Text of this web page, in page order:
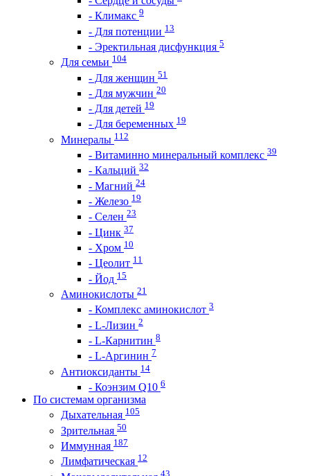
- Климакс 9
- Для потенции 13
- Эректильная дисфункция 5
Для семьи 104
- Для женщин 51
- Для мужчин 20
- Для детей 19
- Для беременных 19
Минералы 112
- Витаминно минеральный комплекс 39
- Кальций 32
- Магний 24
- Железо 19
- Селен 23
- Цинк 37
- Хром 10
- Цеолит 11
- Йод 15
Аминокислоты 21
- Комплекс аминокислот 3
- L-Лизин 2
- L-Карнитин 8
- L-Аргинин 7
Антиоксиданты 14
- Коэнзим Q10 6
По системам организма
Дыхательная 105
Зрительная 50
Иммунная 187
Лимфатическая 12
43